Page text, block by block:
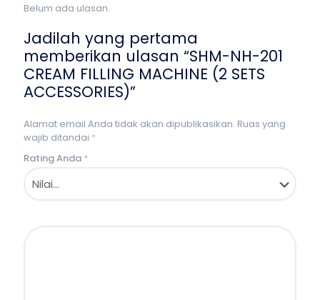
Belum ada ulasan.
Jadilah yang pertama
memberikan ulasan “SHM-NH-201
CREAM FILLING MACHINE (2 SETS
ACCESSORIES)”
Alamat email Anda tidak akan dipublikasikan. Ruas yang
wajib ditandai *
Rating Anda *